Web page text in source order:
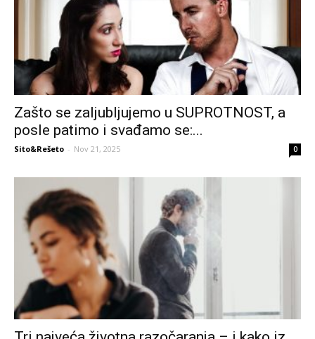
Zašto se zaljubljujemo u SUPROTNOST, a
posle patimo i svađamo se:...
Sito&Rešeto - Nov 21, 2025 0